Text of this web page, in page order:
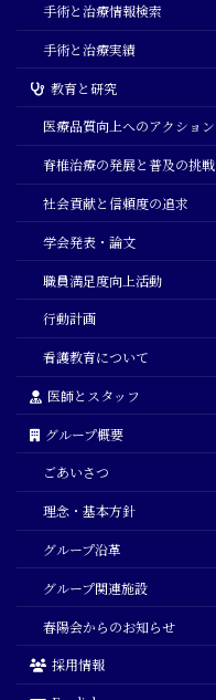
手術と治療情報検索
手術と治療実績
教育と研究
医療品質向上へのアクション
脊椎治療の発展と普及の挑戦
社会貢献と信頼度の追求
学会発表・論文
職員満足度向上活動
行動計画
看護教育について
医師とスタッフ
グループ概要
ごあいさつ
理念・基本方針
グループ沿革
グループ関連施設
春陽会からのお知らせ
採用情報